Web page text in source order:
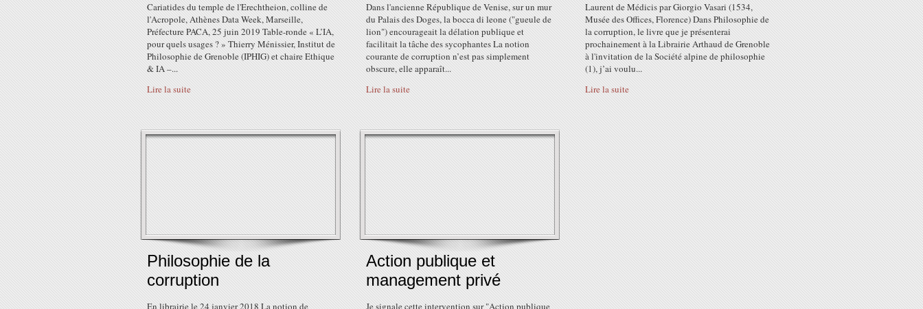
Cariatides du temple de l'Erechtheion, colline de
l'Acropole, Athènes Data Week, Marseille,
Préfecture PACA, 25 juin 2019 Table-ronde « L’IA,
pour quels usages ? » Thierry Ménissier, Institut de
Philosophie de Grenoble (IPHIG) et chaire Ethique
& IA –...
Lire la suite
Dans l'ancienne République de Venise, sur un mur
du Palais des Doges, la bocca di leone ("gueule de
lion") encourageait la délation publique et
facilitait la tâche des sycophantes La notion
courante de corruption n’est pas simplement
obscure, elle apparaît...
Lire la suite
Laurent de Médicis par Giorgio Vasari (1534,
Musée des Offices, Florence) Dans Philosophie de
la corruption, le livre que je présenterai
prochainement à la Librairie Arthaud de Grenoble
à l'invitation de la Société alpine de philosophie
(1), j’ai voulu...
Lire la suite
Philosophie de la
corruption
En librairie le 24 janvier 2018 La notion de
Action publique et
management privé
Je signale cette intervention sur "Action publique